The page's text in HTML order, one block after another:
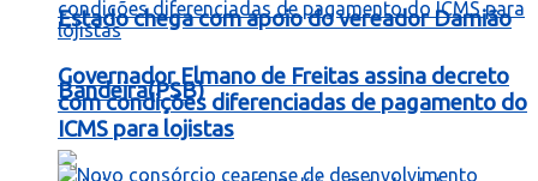
Estado chega com apoio do vereador Damião
Bandeira(PSB)
Governador Elmano de Freitas assina decreto
com condições diferenciadas de pagamento do
ICMS para lojistas